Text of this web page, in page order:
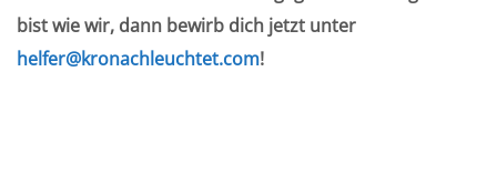
bist wie wir, dann bewirb dich jetzt unter
helfer@kronachleuchtet.com!